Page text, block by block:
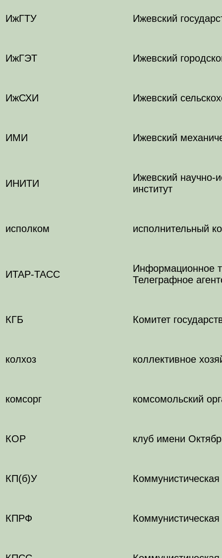
ИжГТУ Ижевский
ИжГЭТ Ижевский
ИжСХИ Ижевский
ИМИ Ижевский
ИНИТИ
Ижевский научно-
институт
исполком исполнительный
ИТАР-ТАСС
Информационное
Телеграфное
КГБ Комитет
колхоз коллективное
комсорг комсомольский
КОР клуб имени
КП(б)У
КПРФ